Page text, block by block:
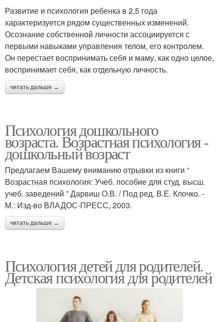
Развитие и психология ребенка в 2,5 года
характеризуется рядом существенных изменений.
Осознание собственной личности ассоциируется с
первыми навыками управления телом, его контролем.
Он перестает воспринимать себя и маму, как одно целое,
воспринимает себя, как отдельную личность.
читать дальше →
Психология дошкольного
возраста. Возрастная психология -
дошкольный возраст
Предлагаем Вашему вниманию отрывки из книги “
Возрастная психология: Учеб. пособие для студ. высш.
учеб. заведений ” Дарвиш О.В. / Под ред. В.Е. Клочко. -
М.: Изд-во ВЛАДОС-ПРЕСС, 2003.
читать дальше →
Психология детей для родителей.
Детская психология для родителей